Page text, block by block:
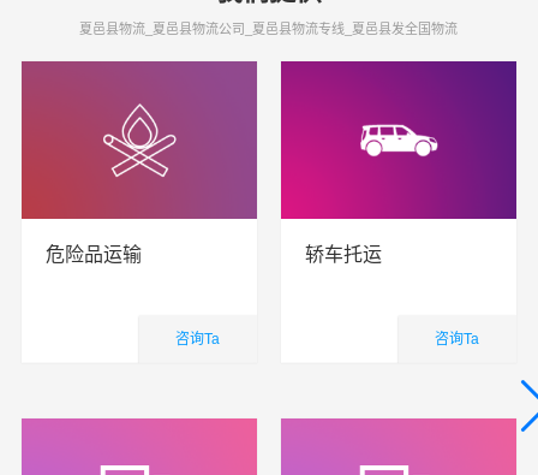
夏邑县物流_夏邑县物流公司_夏邑县物流专线_夏邑县发全国物流
危险品运输
咨询Ta
轿车托运
咨询Ta